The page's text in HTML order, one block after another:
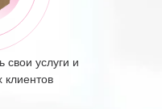
свои услуги и